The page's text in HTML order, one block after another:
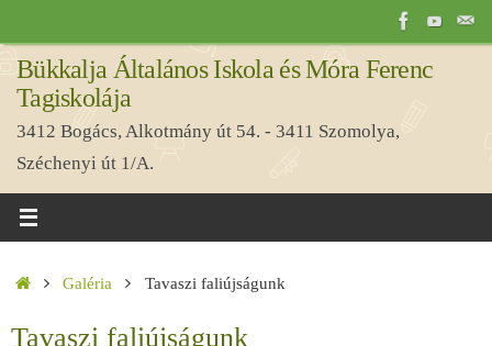
a
tartalomra
Bükkalja Általános Iskola és Móra Ferenc
Tagiskolája
3412 Bogács, Alkotmány út 54. - 3411 Szomolya,
Széchenyi út 1/A.
HomeGaléria Tavaszi faliújságunk
Tavaszi faliújságunk